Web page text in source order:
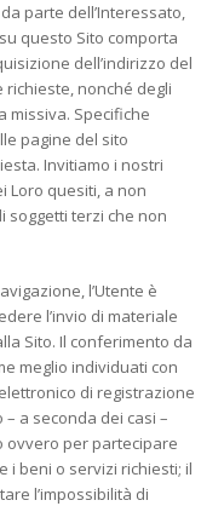
parte dell’Interessato,
questo Sito comporta
dell’indirizzo del
nonché degli
missiva. Specifiche
pagine del sito
Invitiamo i nostri
Loro quesiti, a non
soggetti terzi che non
l’Utente è
l’invio di materiale
Sito. Il conferimento da
meglio individuati con
di registrazione
a seconda dei casi –
ovvero per partecipare
i beni o servizi richiesti; il
l’impossibilità di